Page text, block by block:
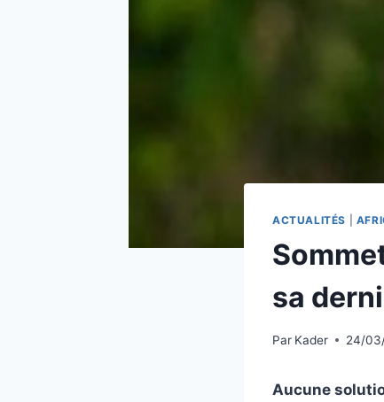
ACTUALITÉS
sa
Par Kader 24/
Aucune